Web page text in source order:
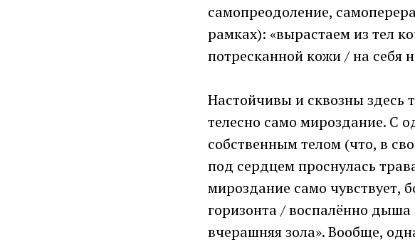
самопреодоление,
рамках): «вырастаем из тел
потресканной кожи / на себя
Настойчивы и сквозны здесь
телесно само мироздание. С
собственным телом (что, в
под сердцем проснулась
мироздание само чувствует,
горизонта / воспалённо
вчерашняя зола». Вообще,